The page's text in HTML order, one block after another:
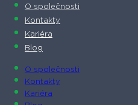
O společnosti​
Kontakty
Kariéra
Blog
O společnosti​
Kontakty
Kariéra